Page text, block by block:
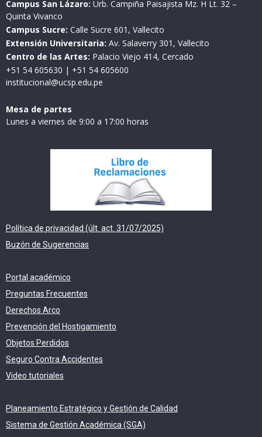
Campus San Lázaro: Urb. Campiña Paisajista Mz. H Lt. 32 –
Quinta Vivanco
Campus Sucre: Calle Sucre 601, Vallecito
Extensión Universitaria: Av. Salaverry 301, Vallecito
Centro de las Artes: Palacio Viejo 414, Cercado
+51 54 605630 | +51 54 605600
institucional@ucsp.edu.pe
Mesa de partes
Lunes a viernes de 9:00 a 17:00 horas
Política de privacidad (últ. act. 31/07/2025)
Buzón de Sugerencias
Portal académico
Preguntas Frecuentes
Derechos Arco
Prevención del Hostigamiento
Objetos Perdidos
Seguro Contra Accidentes
Video tutoriales
Planeamiento Estratégico y Gestión de Calidad
Sistema de Gestión Académica (SGA)